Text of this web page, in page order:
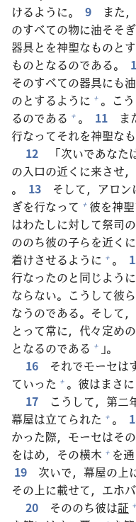
けるように。
9 また
のすべての物に油そそ
器具とを神聖なものと
ものとなるのである。
そのすべての器具にも油
のとするように + 。こ
るのである + 。 11 ま
行なってそれを神聖な
12
「次いであなた
の入口の近くに来させ
。 13 そして，アロン
ぎを行なって + 彼を神聖
はわたしに対して祭司の
ののち彼の子らを近くに
着けさせるように + 。
行なったのと同じように
ならない。こうして彼
なうのである。そして，
とって常に， 代々定め
となるのである + 」。
16
それでモーセは
ていった + 。 彼はまさ
17
こうして， 第二
幕屋は立てられた + 。
かった際，モーセはその
をはめ，その横木 + を通
19
次いで， 幕屋の 上
その 上に載せて，エホ
20
そののち彼は証 +